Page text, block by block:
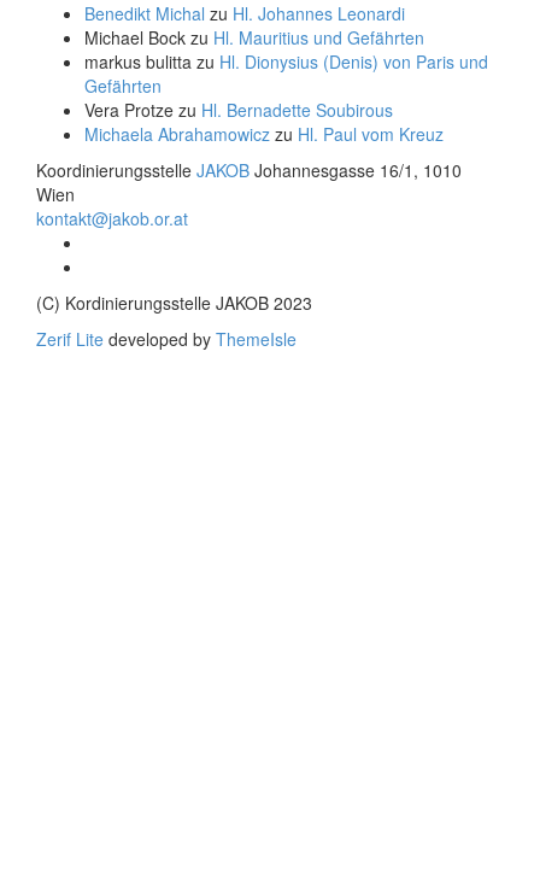
Benedikt Michal zu Hl. Johannes Leonardi
Michael Bock zu Hl. Mauritius und Gefährten
markus bulitta zu Hl. Dionysius (Denis) von Paris und
Gefährten
Vera Protze zu Hl. Bernadette Soubirous
Michaela Abrahamowicz zu Hl. Paul vom Kreuz
Koordinierungsstelle JAKOB Johannesgasse 16/1, 1010
Wien
kontakt@jakob.or.at
(C) Kordinierungsstelle JAKOB 2023
Zerif Lite developed by ThemeIsle